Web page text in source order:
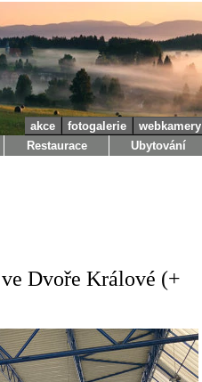
akce fotogalerie
webkamery
Restaurace Ubytování
Dvoře Králové (+